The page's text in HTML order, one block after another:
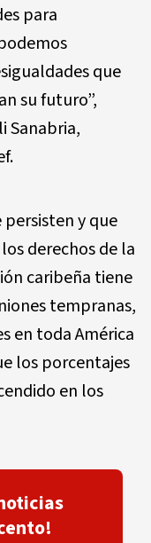
para
que
su futuro”,
Sanabria,
y que
derechos de la
caribeña tiene
tempranas,
en toda América
los porcentajes
en los